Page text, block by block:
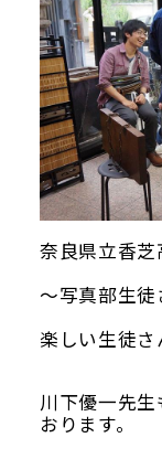
奈良県立香芝
～写真部生
楽しい生徒
川下優一先
おります。